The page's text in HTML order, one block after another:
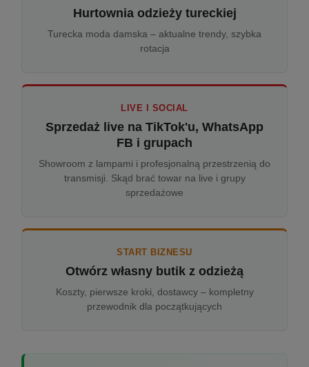
Hurtownia odzieży tureckiej
Turecka moda damska – aktualne trendy, szybka
rotacja
LIVE I SOCIAL
Sprzedaż live na TikTok'u, WhatsApp
FB i grupach
Showroom z lampami i profesjonalną przestrzenią do
transmisji. Skąd brać towar na live i grupy
sprzedażowe
START BIZNESU
Otwórz własny butik z odzieżą
Koszty, pierwsze kroki, dostawcy – kompletny
przewodnik dla początkujących